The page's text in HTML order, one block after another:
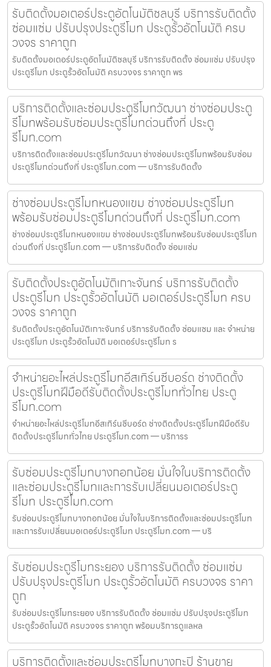
รับติดตั้งมอเตอร์ประตูอัตโนมัติชลบุรี บริการรับติดตั้ง
ซ่อมแซ่ม ปรับปรุงประตูรีโมท ประตูรั้วอัตโนมัติ ครบ
วงจร ราคาถูก
รับติดตั้งมอเตอร์ประตูอัตโนมัติชลบุรี บริการรับติดตั้ง ซ่อมแซ่ม ปรับปรุง
ประตูรีโมท ประตูรั้วอัตโนมัติ ครบวงจร ราคาถูก พร
บริการติดตั้งและซ่อมประตูรีโมทวัฒนา ช่างซ่อมประตู
รีโมทพร้อมรับซ่อมประตูรีโมทด่วนถึงที่ ประตู
รีโมท.com
บริการติดตั้งและซ่อมประตูรีโมทวัฒนา ช่างซ่อมประตูรีโมทพร้อมรับซ่อม
ประตูรีโมทด่วนถึงที่ ประตูรีโมท.com — บริการรับติดตั้ง
ช่างซ่อมประตูรีโมทหนองแขม ช่างซ่อมประตูรีโมท
พร้อมรับซ่อมประตูรีโมทด่วนถึงที่ ประตูรีโมท.com
ช่างซ่อมประตูรีโมทหนองแขม ช่างซ่อมประตูรีโมทพร้อมรับซ่อมประตูรีโมท
ด่วนถึงที่ ประตูรีโมท.com — บริการรับติดตั้ง ซ่อมแซ่ม
รับติดตั้งประตูอัตโนมัติเกาะจันทร์ บริการรับติดตั้ง
ประตูรีโมท ประตูรั้วอัตโนมัติ มอเตอร์ประตูรีโมท ครบ
วงจร ราคาถูก
รับติดตั้งประตูอัตโนมัติเกาะจันทร์ บริการรับติดตั้ง ซ่อมแซม และ จำหน่าย
ประตูรีโมท ประตูรั้วอัตโนมัติ มอเตอร์ประตูรีโมท ร
จำหน่ายอะไหล่ประตูรีโมทอีสเทิร์นซีบอร์ด ช่างติดตั้ง
ประตูรีโมทฝีมือดีรับติดตั้งประตูรีโมททั่วไทย ประตู
รีโมท.com
จำหน่ายอะไหล่ประตูรีโมทอีสเทิร์นซีบอร์ด ช่างติดตั้งประตูรีโมทฝีมือดีรับ
ติดตั้งประตูรีโมททั่วไทย ประตูรีโมท.com — บริการร
รับซ่อมประตูรีโมทบางกอกน้อย มั่นใจในบริการติดตั้ง
และซ่อมประตูรีโมทและการรับเปลี่ยนมอเตอร์ประตู
รีโมท ประตูรีโมท.com
รับซ่อมประตูรีโมทบางกอกน้อย มั่นใจในบริการติดตั้งและซ่อมประตูรีโมท
และการรับเปลี่ยนมอเตอร์ประตูรีโมท ประตูรีโมท.com — บริ
รับซ่อมประตูรีโมทระยอง บริการรับติดตั้ง ซ่อมแซ่ม
ปรับปรุงประตูรีโมท ประตูรั้วอัตโนมัติ ครบวงจร ราคา
ถูก
รับซ่อมประตูรีโมทระยอง บริการรับติดตั้ง ซ่อมแซ่ม ปรับปรุงประตูรีโมท
ประตูรั้วอัตโนมัติ ครบวงจร ราคาถูก พร้อมบริการดูแลหล
บริการติดตั้งและซ่อมประตูรีโมทบางกะปิ ร้านขาย